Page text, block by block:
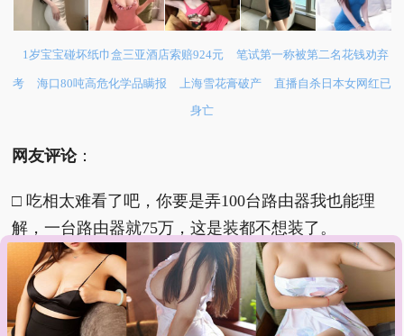
1岁宝宝碰坏纸巾盒三亚酒店索赔924元 笔试第一称被第二名花钱劝弃
考 海口80吨高危化学品瞒报 上海雪花膏破产
直播自杀日本女网红已
身亡
网友评论：
□ 吃相太难看了吧，你要是弄100台路由器我也能理
解，一台路由器就75万，这是装都不想装了。
□ 他们明明可以直接抢钱，但非要买个路由器暴露自
己。